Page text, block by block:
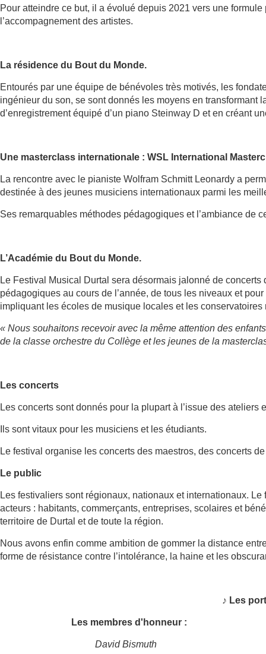
Pour atteindre ce but, il a évolué depuis 2021 vers une
l’accompagnement des artistes.
La résidence du Bout du Monde.
Entourés par une équipe de bénévoles très motivés, les
ingénieur du son, se sont donnés les moyens en
d’enregistrement équipé d’un piano Steinway D et en créant
Une masterclass internationale : WSL International
La rencontre avec le pianiste Wolfram Schmitt Leonardy a
destinée à des jeunes musiciens internationaux parmi les
Ses remarquables méthodes pédagogiques et l’ambiance de
L’Académie du Bout du Monde.
Le Festival Musical Durtal sera désormais jalonné de concerts
pédagogiques au cours de l’année, de tous les niveaux et
impliquant les écoles de musique locales et les
« Nous souhaitons recevoir avec la même attention des
de la classe orchestre du Collège et les jeunes de la
Les concerts
Les concerts sont donnés pour la plupart à l’issue des ateliers
Ils sont vitaux pour les musiciens et les étudiants.
Le festival organise les concerts des maestros, des concerts
Le public
Les festivaliers sont régionaux, nationaux et internationaux.
acteurs : habitants, commerçants, entreprises, scolaires et
territoire de Durtal et de toute la région.
Nous avons enfin comme ambition de gommer la distance
forme de résistance contre l’intolérance, la haine et les
♪ Les
Les membres d'honneur :
David Bismuth